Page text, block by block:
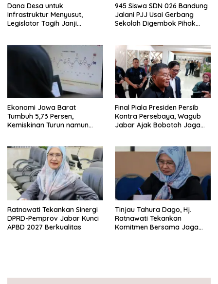
Dana Desa untuk
Infrastruktur Menyusut,
Legislator Tagih Janji
945 Siswa SDN 026 Bandung
Jalani PJJ Usai Gerbang
Sekolah Digembok Pihak
Ekonomi Jawa Barat
Tumbuh 5,73 Persen,
Kemiskinan Turun namun
Final Piala Presiden Persib
Kontra Persebaya, Wagub
Jabar Ajak Bobotoh Jaga
Ratnawati Tekankan Sinergi
DPRD-Pemprov Jabar Kunci
APBD 2027 Berkualitas
Tinjau Tahura Dago, Hj.
Ratnawati Tekankan
Komitmen Bersama Jaga